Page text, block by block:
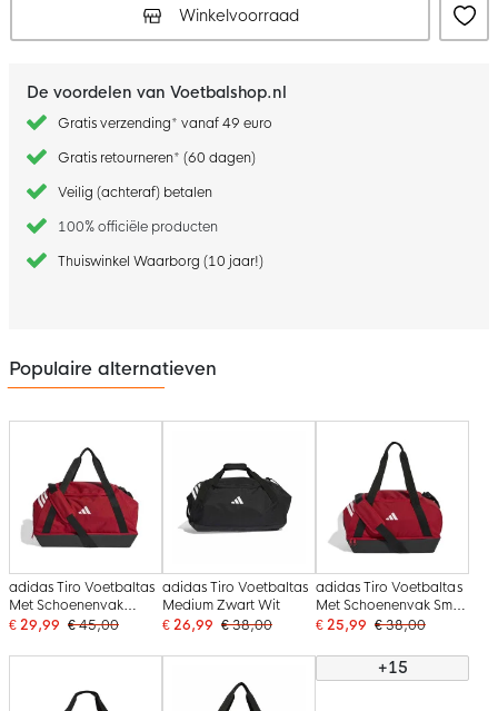
Winkelvoorraad
De voordelen van Voetbalshop.nl
Gratis verzending* vanaf 49 euro
Gratis retourneren* (60 dagen)
Veilig (achteraf) betalen
100% officiële producten
Thuiswinkel Waarborg (10 jaar!)
Populaire alternatieven
adidas Tiro Voetbaltas
Met Schoenenvak
Medium Rood Wit
€ 29,99 € 45,00
adidas Tiro Voetbaltas
Medium Zwart Wit
€ 26,99 € 38,00
adidas Tiro Voetbaltas
Met Schoenenvak Small
Rood Wit
€ 25,99 € 38,00
+15